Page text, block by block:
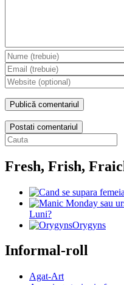
Postati comentariul
Fresh, Frish,
Luni?
Orygyns
Informal-roll
Agat-Art